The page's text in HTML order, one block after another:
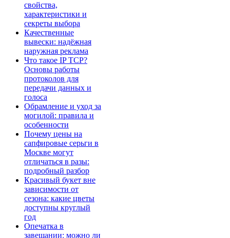
свойства,
характеристики и
секреты выбора
Качественные
вывески: надёжная
наружная реклама
Что такое IP TCP?
Основы работы
протоколов для
передачи данных и
голоса
Обрамление и уход за
могилой: правила и
особенности
Почему цены на
сапфировые серьги в
Москве могут
отличаться в разы:
подробный разбор
Красивый букет вне
зависимости от
сезона: какие цветы
доступны круглый
год
Опечатка в
завещании: можно ли